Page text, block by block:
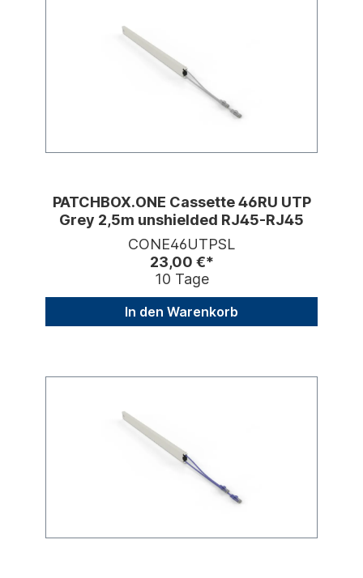
PATCHBOX.ONE Cassette 46RU UTP
Grey 2,5m unshielded RJ45-RJ45
CONE46UTPSL
23,00 €*
10 Tage
In den Warenkorb